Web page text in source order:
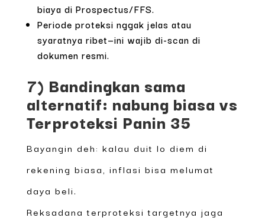
biaya di Prospectus/FFS.
Periode proteksi nggak jelas atau
syaratnya ribet—ini wajib di-scan di
dokumen resmi.
7) Bandingkan sama
alternatif: nabung biasa vs
Terproteksi Panin 35
Bayangin deh: kalau duit lo diem di
rekening biasa, inflasi bisa melumat
daya beli.
Reksadana terproteksi targetnya jaga